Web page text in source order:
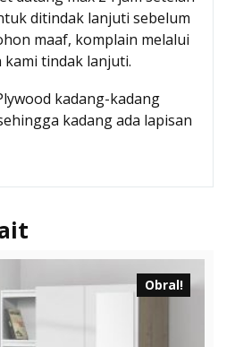
ditindak lanjuti sebelum
maaf, komplain melalui
kami tindak lanjuti.
kadang-kadang
kadang ada lapisan
Obral!